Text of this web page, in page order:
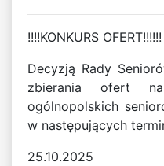
!!!!KONKURS
Decyzją Rady
zbierania ofert
ogólnopolskich
w następujących
25.10.2025